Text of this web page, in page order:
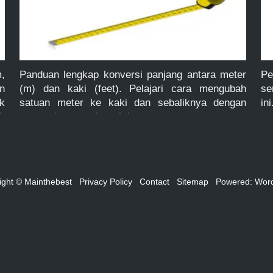
Panduan lengkap konversi panjang antara meter
(m) dan kaki (feet). Pelajari cara mengubah
satuan meter ke kaki dan sebaliknya dengan
rumus dan contoh praktis.
© Mainthebest Privacy Policy Contact Sitemap Powered: